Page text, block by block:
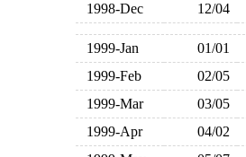
1998-Dec
12/04
1999-Jan 01/01
1999-Feb
02/05
1999-Mar
03/05
1999-Apr
04/02